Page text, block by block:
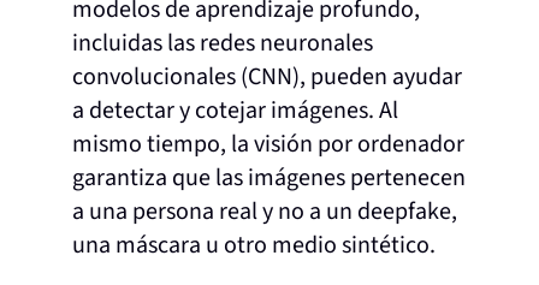
modelos de aprendizaje profundo,
incluidas las redes neuronales
convolucionales (CNN), pueden ayudar
a detectar y cotejar imágenes. Al
mismo tiempo, la visión por ordenador
garantiza que las imágenes pertenecen
a una persona real y no a un deepfake,
una máscara u otro medio sintético.